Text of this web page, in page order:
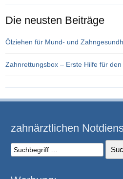
Die neusten Beiträge
Ölziehen für Mund- und
Zahnrettungsbox – Erste Hilfe für
zahnärztlichen